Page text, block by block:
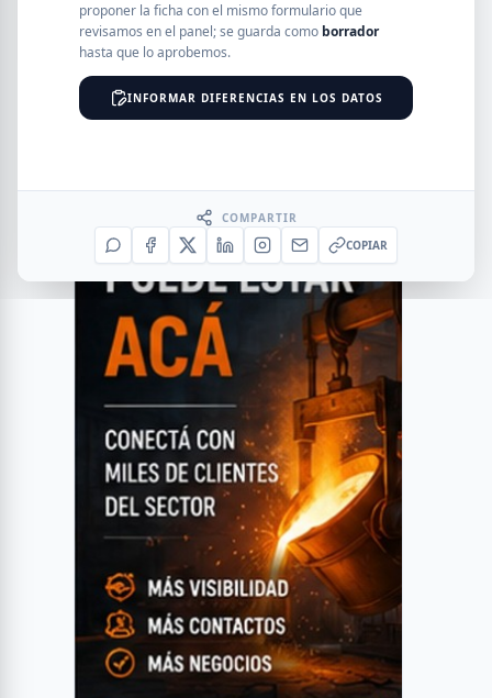
proponer la ficha con el mismo formulario que
revisamos en el panel; se guarda como borrador
hasta que lo aprobemos.
INFORMAR DIFERENCIAS EN LOS DATOS
COMPARTIR
COPIAR